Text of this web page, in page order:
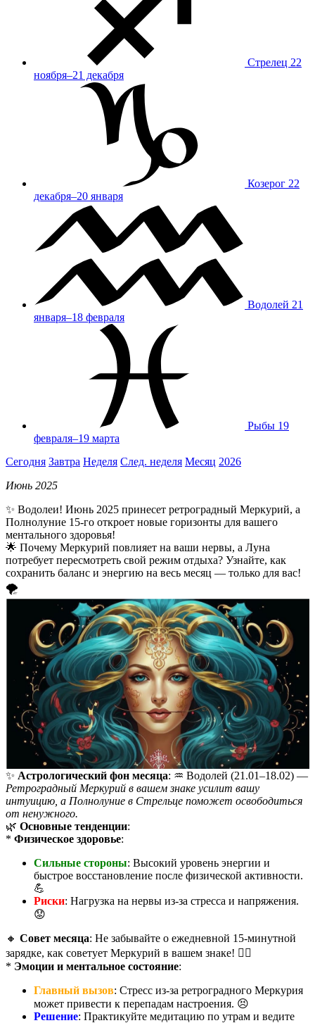
Стрелец 22
ноября–21 декабря
Козерог 22
декабря–20 января
Водолей 21
января–18 февраля
Рыбы 19
февраля–19 марта
Сегодня Завтра Неделя След. неделя Месяц 2026
Июнь 2025
✨ Водолеи! Июнь 2025 принесет ретроградный Меркурий, а
Полнолуние 15-го откроет новые горизонты для вашего
ментального здоровья!
🌟 Почему Меркурий повлияет на ваши нервы, а Луна
потребует пересмотреть свой режим отдыха? Узнайте, как
сохранить баланс и энергию на весь месяц — только для вас!
🌪️
✨ Астрологический фон месяца: ♒️ Водолей (21.01–18.02) —
Ретроградный Меркурий в вашем знаке усилит вашу
интуицию, а Полнолуние в Стрельце поможет освободиться
от ненужного.
🌿 Основные тенденции:
* Физическое здоровье:
Сильные стороны: Высокий уровень энергии и
быстрое восстановление после физической активности.
💪
Риски: Нагрузка на нервы из-за стресса и напряжения.
😟
🔸 Совет месяца: Не забывайте о ежедневной 15-минутной
зарядке, как советует Меркурий в вашем знаке! 🧘‍♂️
* Эмоции и ментальное состояние:
Главный вызов: Стресс из-за ретроградного Меркурия
может привести к перепадам настроения. 😣
Решение: Практикуйте медитацию по утрам и ведите